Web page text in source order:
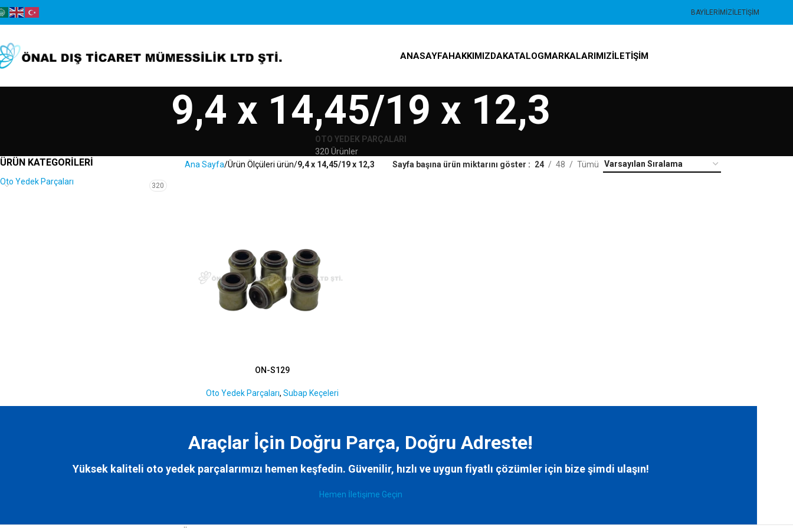
BAYILERIMIZİLETIŞIM
ANASAYFAHAKKIMIZDAKATALOGMARKALARIMIZİLETIŞIM
9,4 x 14,45/19 x 12,3
OTO YEDEK PARÇALARI
320 Ürünler
ÜRÜN KATEGORILERI
Oto Yedek Parçaları 320
Ana Sayfa Ürün Ölçüleri ürün 9,4 x 14,45/19 x 12,3 Sayfa başına ürün miktarını göster 24 48 Tümü
ON-S129
Oto Yedek Parçaları, Subap Keçeleri
Araçlar İçin Doğru Parça, Doğru Adreste!
Yüksek kaliteli oto yedek parçalarımızı hemen keşfedin. Güvenilir, hızlı ve uygun fiyatlı çözümler için bizeşimdi ulaşın!
Hemen İletişime Geçin